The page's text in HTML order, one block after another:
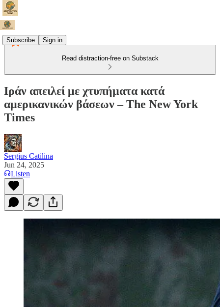
Subscribe Sign in
Read distraction-free on Substack
Ιράν απειλεί με χτυπήματα κατά
αμερικανικών βάσεων – The New York
Times
Sergius Catilina
Jun 24, 2025
Listen